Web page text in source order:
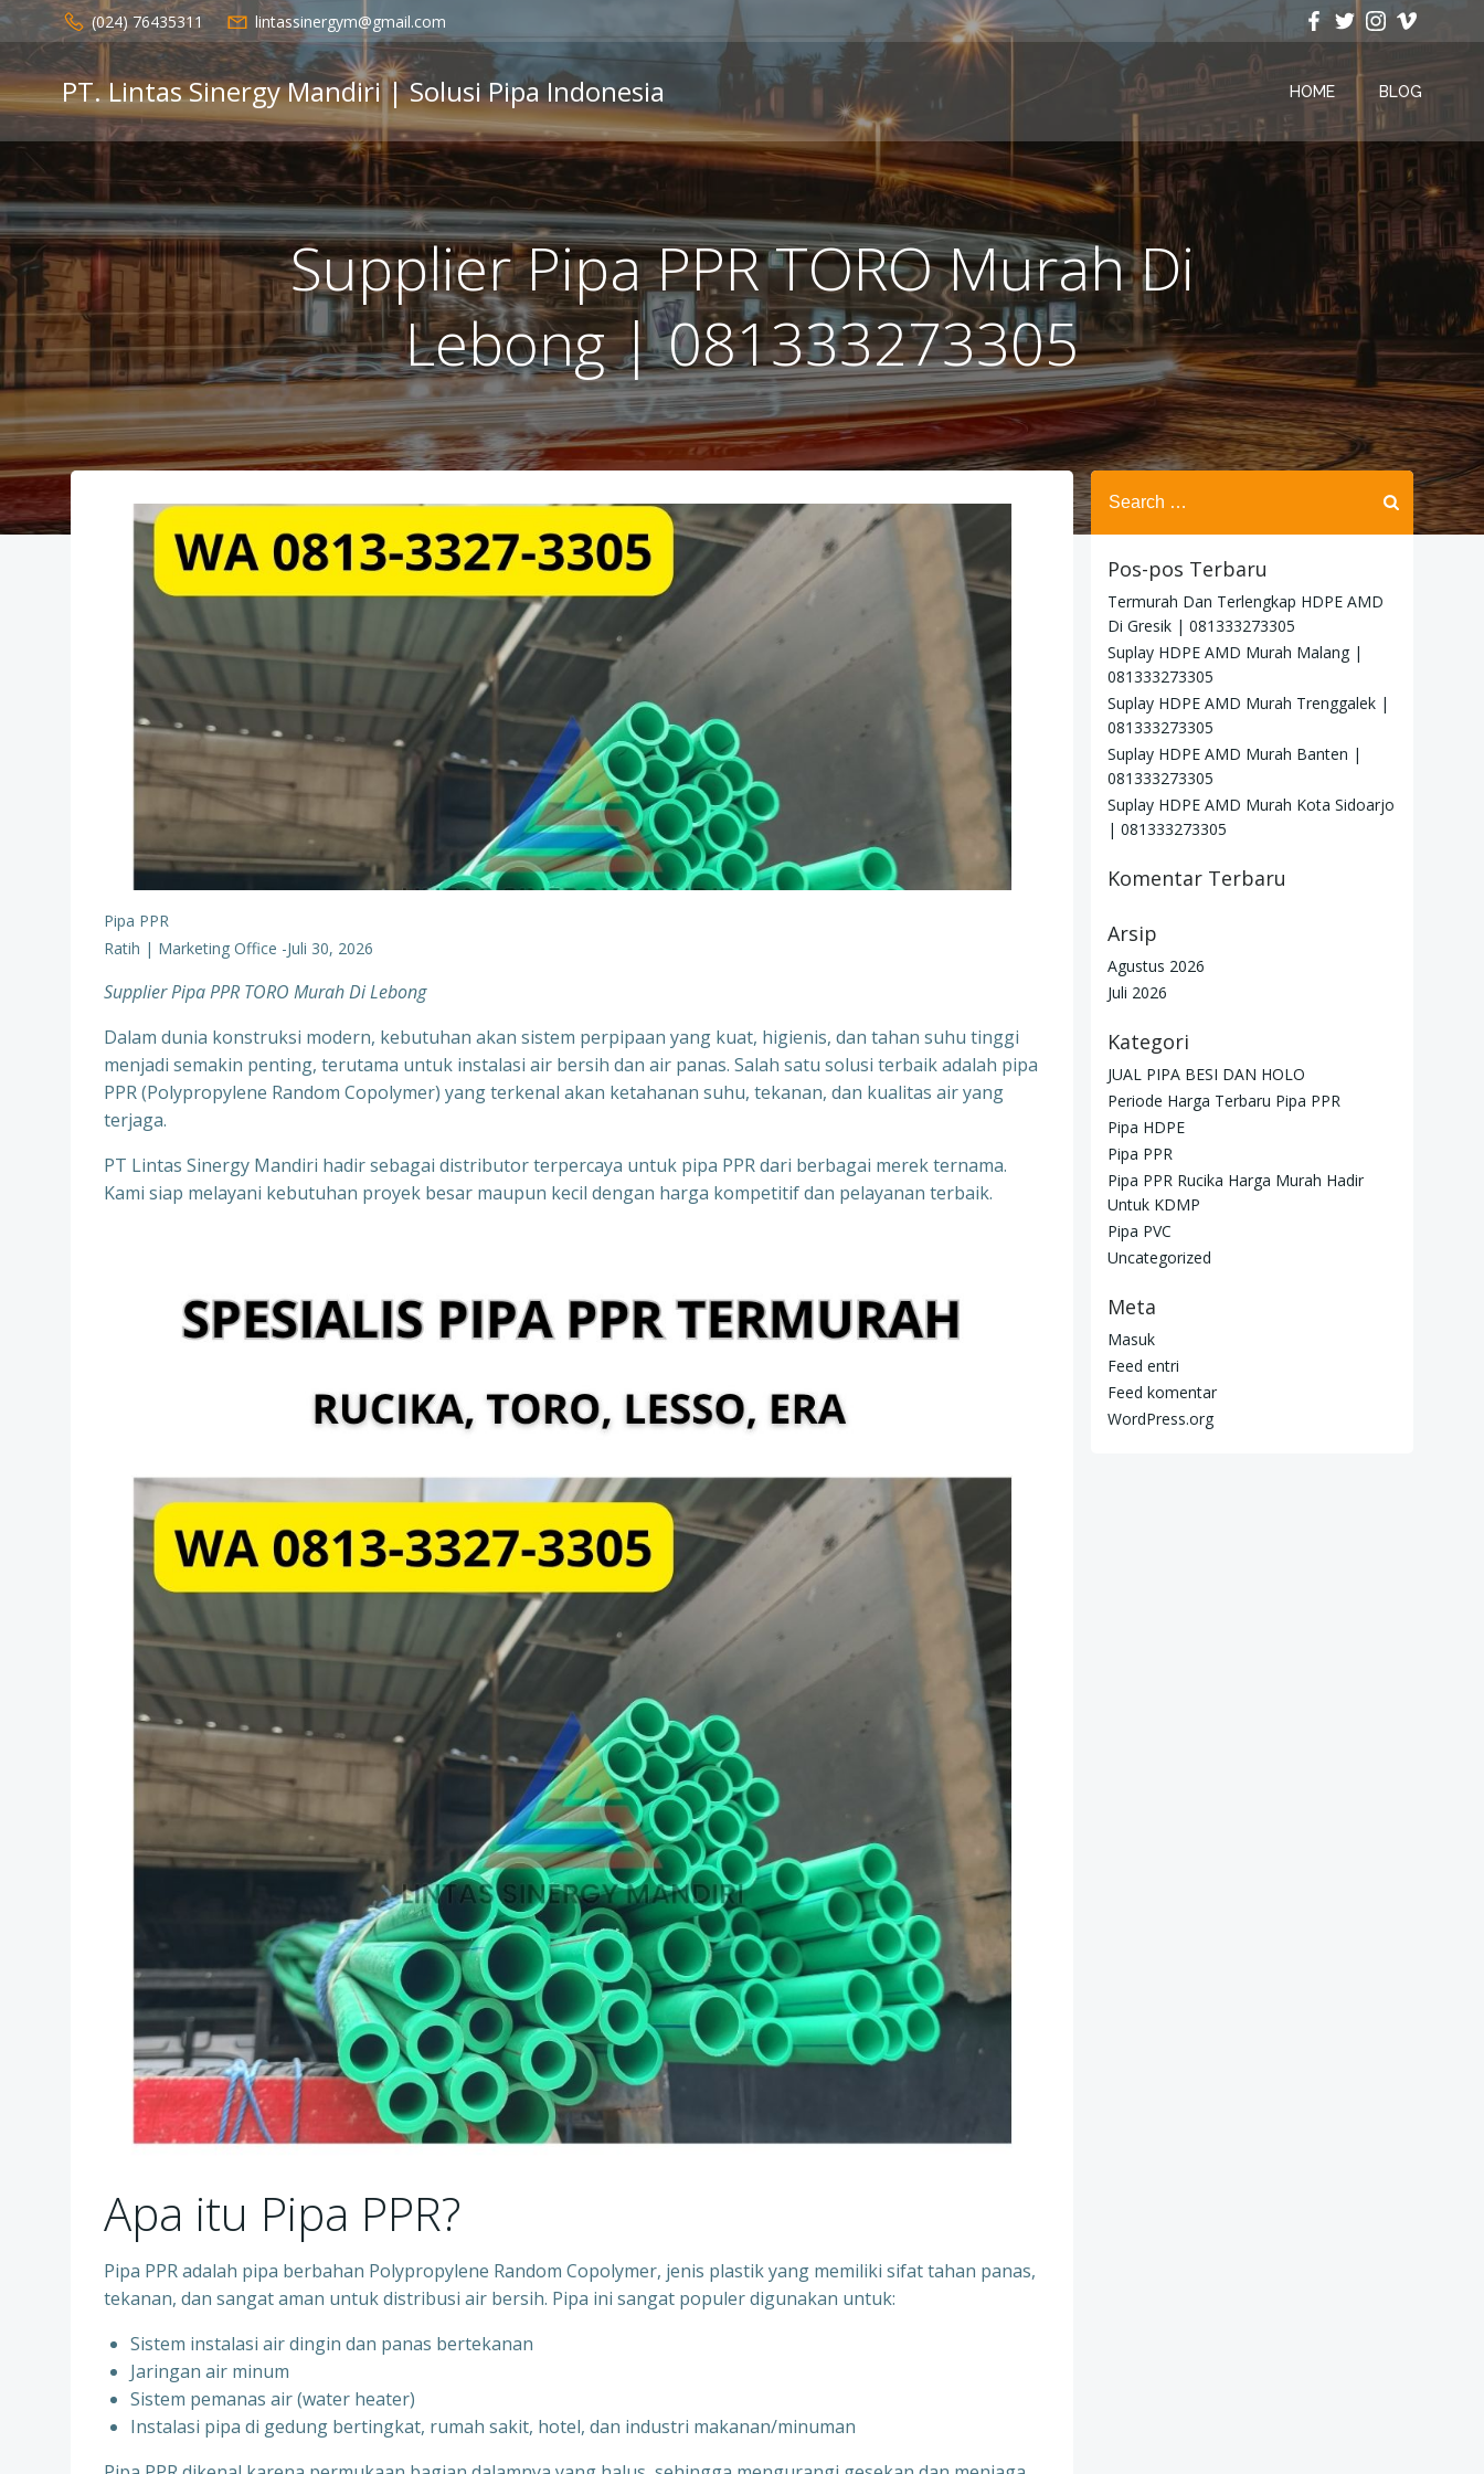
Skip
to
content
(024) 76435311 lintassinergym@gmail.com
PT. Lintas Sinergy Mandiri | Solusi Pipa Indonesia HOME BLOG
Supplier Pipa PPR TORO Murah Di
Lebong | 081333273305
Pipa PPR
Ratih | Marketing Office -Juli 30, 2026
Supplier Pipa PPR TORO Murah Di Lebong
Dalam dunia konstruksi modern, kebutuhan akan sistem perpipaan yang kuat, higienis, dan tahan suhu tinggi
menjadi semakin penting, terutama untuk instalasi air bersih dan air panas. Salah satu solusi terbaik adalah pipa
PPR (Polypropylene Random Copolymer) yang terkenal akan ketahanan suhu, tekanan, dan kualitas air yang
terjaga.
PT Lintas Sinergy Mandiri hadir sebagai distributor terpercaya untuk pipa PPR dari berbagai merek ternama.
Kami siap melayani kebutuhan proyek besar maupun kecil dengan harga kompetitif dan pelayanan terbaik.
Apa itu Pipa PPR?
Pipa PPR adalah pipa berbahan Polypropylene Random Copolymer, jenis plastik yang memiliki sifat tahan panas,
tekanan, dan sangat aman untuk distribusi air bersih. Pipa ini sangat populer digunakan untuk:
Sistem instalasi air dingin dan panas bertekanan
⁠Jaringan air minum
⁠Sistem pemanas air (water heater)
⁠Instalasi pipa di gedung bertingkat, rumah sakit, hotel, dan industri makanan/minuman
Search
for:
Pos-pos Terbaru
Termurah Dan Terlengkap HDPE AMD
Di Gresik | 081333273305
Suplay HDPE AMD Murah Malang |
081333273305
Suplay HDPE AMD Murah Trenggalek |
081333273305
Suplay HDPE AMD Murah Banten |
081333273305
Suplay HDPE AMD Murah Kota Sidoarjo
| 081333273305
Komentar Terbaru
Arsip
Agustus 2026
Juli 2026
Kategori
JUAL PIPA BESI DAN HOLO
Periode Harga Terbaru Pipa PPR
Pipa HDPE
Pipa PPR
Pipa PPR Rucika Harga Murah Hadir
Untuk KDMP
Pipa PVC
Uncategorized
Meta
Masuk
Feed entri
Feed komentar
WordPress.org